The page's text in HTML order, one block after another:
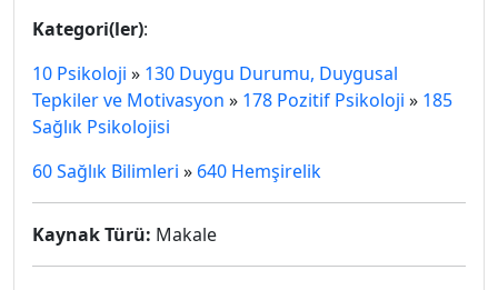
Kategori(ler):
10 Psikoloji » 130 Duygu Durumu, Duygusal
Tepkiler ve Motivasyon » 178 Pozitif Psikoloji » 185
Sağlık Psikolojisi
60 Sağlık Bilimleri » 640 Hemşirelik
Kaynak Türü: Makale